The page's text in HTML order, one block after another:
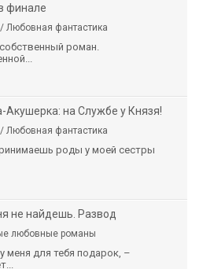
финале
Любовная фантастика
роман.
Акушерка: на Службе у Князя!
Любовная фантастика
роды у моей сестры
не найдешь. Развод
любовные романы
меня для тебя подарок, –